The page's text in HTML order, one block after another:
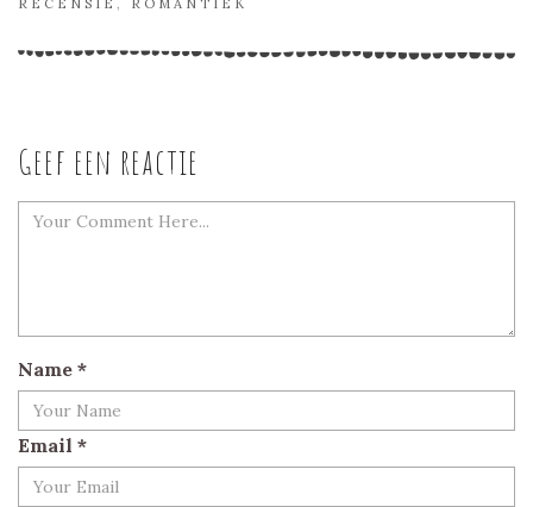
RECENSIE , ROMANTIEK
Geef een reactie
Name *
Email *